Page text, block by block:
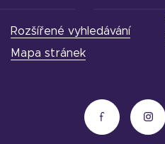
Rozšířené vyhledávání
Mapa stránek